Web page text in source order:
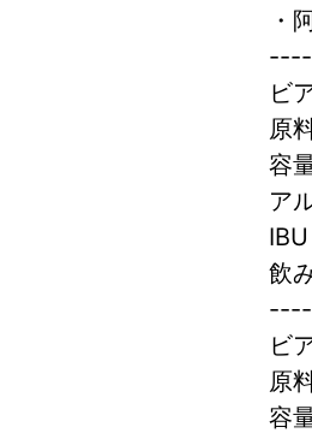
・
ビ
原
容
ア
飲
ビ
原
容